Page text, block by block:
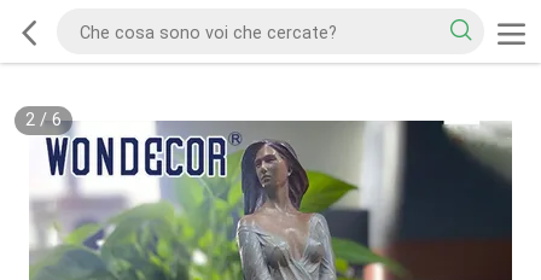
2/ 6